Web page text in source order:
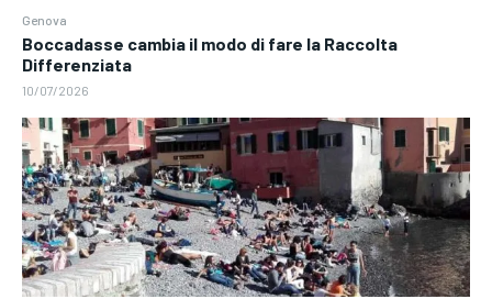
Genova
Boccadasse cambia il modo di fare la Raccolta
Differenziata
10/07/2026